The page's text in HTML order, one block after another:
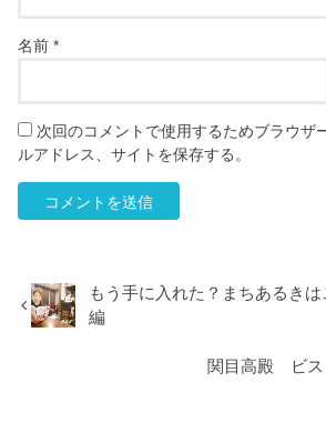
名前*
次回のコメントで使用するためブラウザ
ルアドレス、サイトを保存する。
もう手に入れた？まちあるき
編
関目高殿 ビス